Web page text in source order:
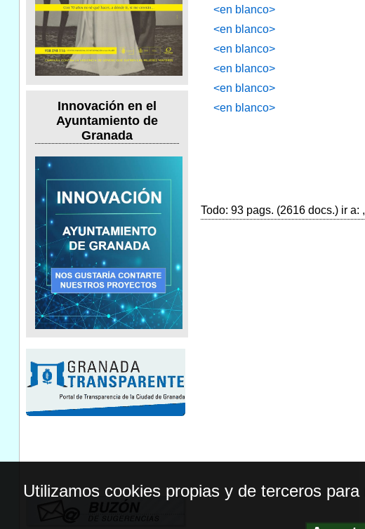
Innovación en el
Ayuntamiento de
Granada
<en blanco>
<en blanco>
<en blanco>
<en blanco>
<en blanco>
<en blanco>
Todo: 93 pags. (2616 docs.) ir a: ,
Utilizamos cookies propias y de terceros